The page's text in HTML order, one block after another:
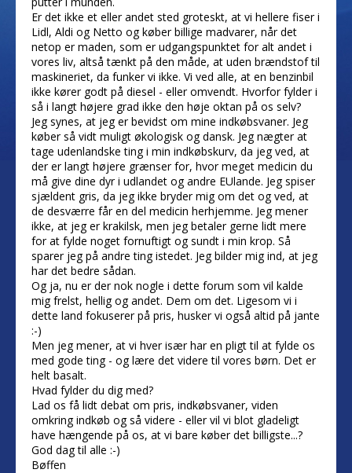
Er det ikke et eller andet sted groteskt, at vi hellere fiser i
Lidl, Aldi og Netto og køber billige madvarer, når det
netop er maden, som er udgangspunktet for alt andet i
vores liv, altså tænkt på den måde, at uden brændstof til
maskineriet, da funker vi ikke. Vi ved alle, at en benzinbil
ikke kører godt på diesel - eller omvendt. Hvorfor fylder i
så i langt højere grad ikke den høje oktan på os selv?
Jeg synes, at jeg er bevidst om mine indkøbsvaner. Jeg
køber så vidt muligt økologisk og dansk. Jeg nægter at
tage udenlandske ting i min indkøbskurv, da jeg ved, at
der er langt højere grænser for, hvor meget medicin du
må give dine dyr i udlandet og andre EUlande. Jeg spiser
sjældent gris, da jeg ikke bryder mig om det og ved, at
de desværre får en del medicin herhjemme. Jeg mener
ikke, at jeg er krakilsk, men jeg betaler gerne lidt mere
for at fylde noget fornuftigt og sundt i min krop. Så
sparer jeg på andre ting istedet. Jeg bilder mig ind, at jeg
har det bedre sådan.
Og ja, nu er der nok nogle i dette forum som vil kalde
mig frelst, hellig og andet. Dem om det. Ligesom vi i
dette land fokuserer på pris, husker vi også altid på jante
:-)
Men jeg mener, at vi hver især har en pligt til at fylde os
med gode ting - og lære det videre til vores børn. Det er
helt basalt.
Hvad fylder du dig med?
Lad os få lidt debat om pris, indkøbsvaner, viden
omkring indkøb og så videre - eller vil vi blot gladeligt
have hængende på os, at vi bare køber det billigste...?
God dag til alle :-)
Bøffen